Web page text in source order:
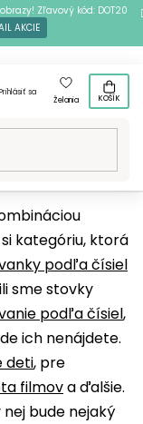
Zľavový kód: DOT20
AKCIE
Prihlásiť sa
Želania
KOŠÍK
kategóriu, ktorá
podľa čísiel
sme stovky
podľa čísiel,
ich nenájdete.
deti, pre
filmova ďalšie.
bude nejaký